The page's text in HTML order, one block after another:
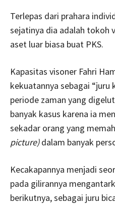
Terlepas dari prahara
sejatinya dia adalah tokoh
aset luar biasa buat PKS.
Kapasitas visoner Fahri
kekuatannya sebagai “juru
periode zaman yang
banyak kasus karena ia
sekadar orang yang
picture)dalam banyak
Kecakapannya menjadi
pada gilirannya
berikutnya, sebagai juru